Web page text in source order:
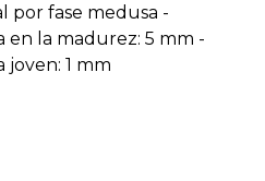
por fase medusa -
en la madurez: 5 mm -
joven: 1 mm